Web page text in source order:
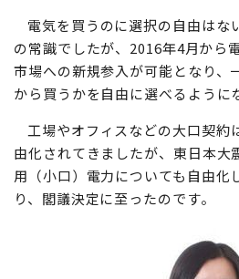
電気を買うのに選択の自由は
の常識でしたが、2016年4月から
市場への新規参入が可能となり、
から買うかを自由に選べるように
工場やオフィスなどの大口契約
由化されてきましたが、東日本大
用（小口）電力についても自由化
り、閣議決定に至ったのです。